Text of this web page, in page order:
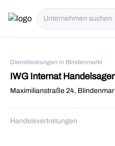
Dienstleistungen in Blindenmarkt
IWG Internat
Maximilianstraße 24,
Handelsvertretungen